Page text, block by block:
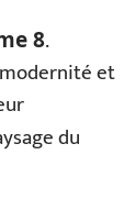
8.
et
du